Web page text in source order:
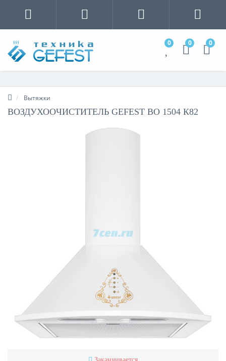
0 0 0
Вытяжки
ВОЗДУХООЧИСТИТЕЛЬ GEFEST ВО 1504 К82